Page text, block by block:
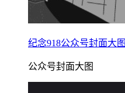
纪念918公众号封面大图
公众号封面大图